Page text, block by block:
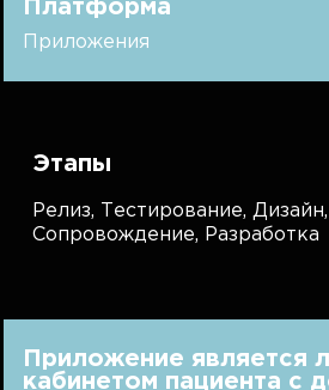
Платформа
Приложения
Этапы
Релиз, Тестирование,
Сопровождение, Разработка
Приложение является
кабинетом пациента с